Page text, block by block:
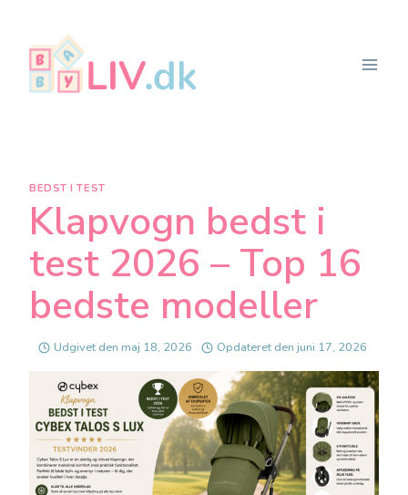
indhold
BEDST I TEST
Klapvogn bedst i
test 2026 – Top 16
bedste modeller
Udgivet den maj 18, 2026 Opdateret den juni 17, 2026